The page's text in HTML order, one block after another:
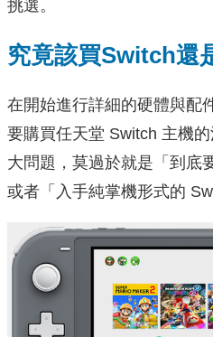
挑選。
究竟該買Switch還
在開始進行詳細的硬體與配
要購買任天堂 Switch 主機
大問題，莫過於就是「到底
或者「入手純掌機形式的